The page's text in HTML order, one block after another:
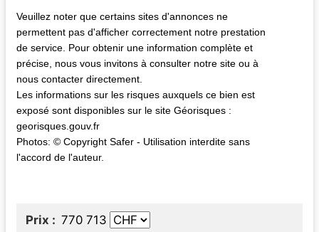
Veuillez noter que certains sites d'annonces ne
permettent pas d'afficher correctement notre prestation
de service. Pour obtenir une information complète et
précise, nous vous invitons à consulter notre site ou à
nous contacter directement.
Les informations sur les risques auxquels ce bien est
exposé sont disponibles sur le site Géorisques :
georisques.gouv.fr
Photos: © Copyright Safer - Utilisation interdite sans
l'accord de l'auteur.
Prix 770 713